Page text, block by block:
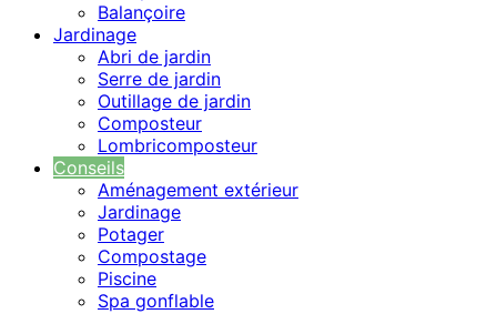
Balançoire
Jardinage
Abri de jardin
Serre de jardin
Outillage de jardin
Composteur
Lombricomposteur
Conseils
Aménagement extérieur
Jardinage
Potager
Compostage
Piscine
Spa gonflable